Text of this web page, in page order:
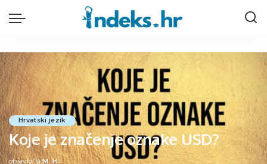
Hrvatski jezik
Koje je značenje oznake USD?
objavio/la M. H.